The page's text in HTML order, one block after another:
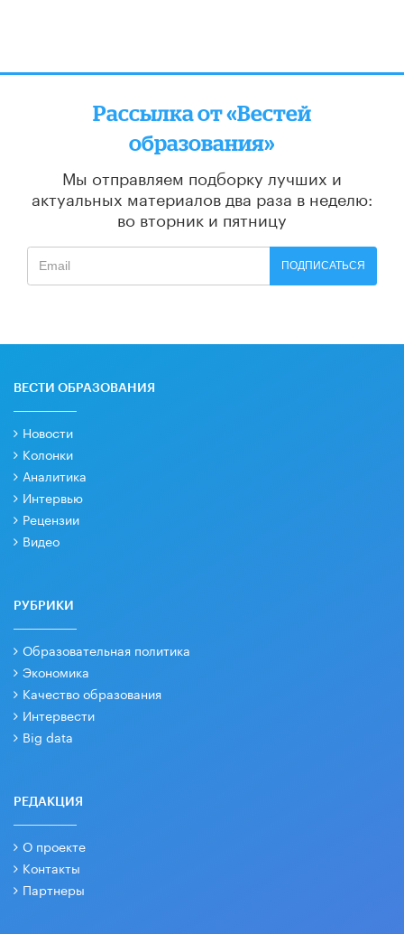
Рассылка от «Вестей
образования»
Мы отправляем подборку лучших и
актуальных материалов два раза в неделю:
во вторник и пятницу
ПОДПИСАТЬСЯ
ВЕСТИ ОБРАЗОВАНИЯ
Новости
Колонки
Аналитика
Интервью
Рецензии
Видео
РУБРИКИ
Образовательная политика
Экономика
Качество образования
Интервести
Big data
РЕДАКЦИЯ
О проекте
Контакты
Партнеры